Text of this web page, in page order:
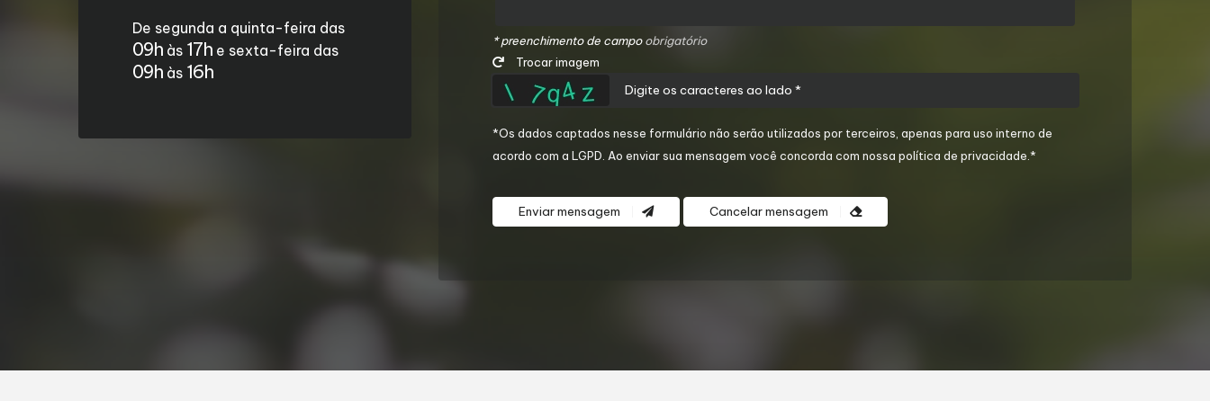
De segunda a quinta-feira das
09h às 17h e sexta-feira das
09h às 16h
* preenchimento de campoobrigatório
Trocar imagem
*Os dados captados nesse formulário não serão utilizados por terceiros, apenas para uso interno de
acordo com a LGPD . Ao enviar sua mensagem você concorda com nossa política de privacidade.*
Enviar mensagem Cancelar mensagem